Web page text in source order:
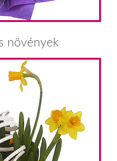
növények